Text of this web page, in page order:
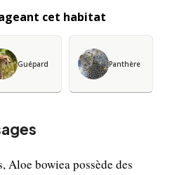
cet habitat
Guépard Panthère
Aloe bowiea possède des